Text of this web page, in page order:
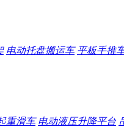
电动托盘搬运车 平板手推
重滑车 电动液压升降平台